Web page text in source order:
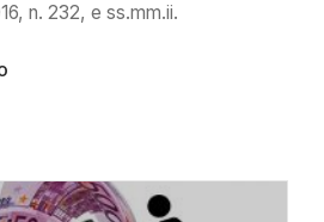
n. 232, e ss.mm.ii.